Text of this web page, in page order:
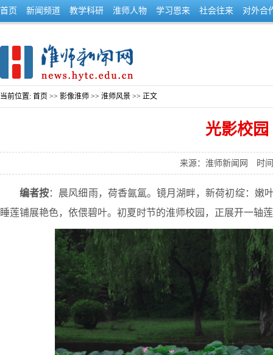
首页 新闻频道 教学科研 淮师人物 学习恩来 社会往来 对外合
当前位置: 首页 >> 影像淮师 >> 淮师风景 >> 正文
光影校园
来源：淮师新闻网 时
编者按： 晨风细雨，荷香氤氲。镜月湖畔，新荷初绽：嫩
睡莲铺展艳色，依偎碧叶。初夏时节的淮师校园，正展开一轴